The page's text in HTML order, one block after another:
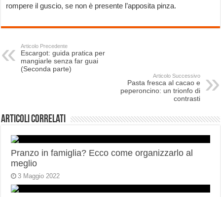
rompere il guscio, se non è presente l’apposita pinza.
Articolo Precedente
Escargot: guida pratica per
mangiarle senza far guai
(Seconda parte)
Articolo Successivo
Pasta fresca al cacao e
peperoncino: un trionfo di
contrasti
Articoli correlati
Pranzo in famiglia? Ecco come organizzarlo al
meglio
3 Maggio 2022